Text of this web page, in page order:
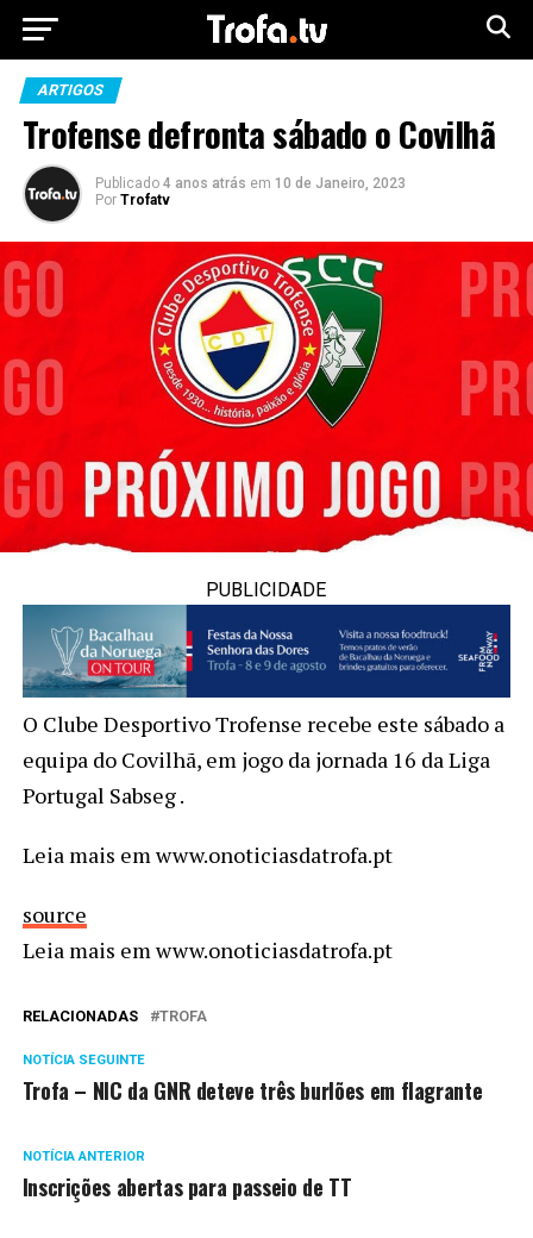
ARTIGOS
Trofense defronta sábado o Covilhã
Publicado 4 anos atrás em 10 de Janeiro, 2023
Por Trofatv
PUBLICIDADE
O Clube Desportivo Trofense recebe este sábado a
equipa do Covilhã, em jogo da jornada 16 da Liga
Portugal Sabseg .
Leia mais em www.onoticiasdatrofa.pt
source
Leia mais em www.onoticiasdatrofa.pt
RELACIONADAS TROFA
NOTÍCIA SEGUINTE
Trofa – NIC da GNR deteve três burlões em flagrante
NOTÍCIA ANTERIOR
Inscrições abertas para passeio de TT